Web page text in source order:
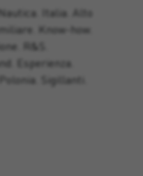
Italia. Alto
Know-how.
R&S.
Esperienza.
Sigillanti.